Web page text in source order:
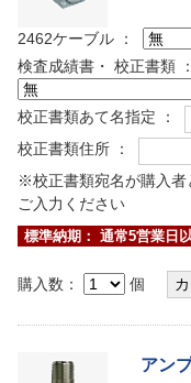
2462ケーブル ：
検査成績書・ 校正書類 ：
校正書類あて名指定 ：
校正書類住所 ：
※校正書類宛名が購入
ご入力ください
標準納期： 通常5営業日
購入数： 個
アン